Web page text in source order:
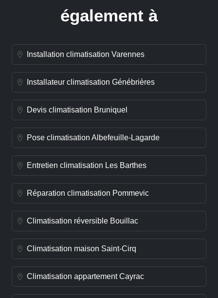
également à
Installation climatisation Varennes
Installateur climatisation Génébrières
Devis climatisation Bruniquel
Pose climatisation Albefeuille-Lagarde
Entretien climatisation Les Barthes
Réparation climatisation Pommevic
Climatisation réversible Bouillac
Climatisation maison Saint-Cirq
Climatisation appartement Cayrac